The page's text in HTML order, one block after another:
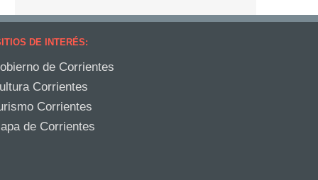
DE INTERÉS:
de Corrientes
Corrientes
Corrientes
de Corrientes